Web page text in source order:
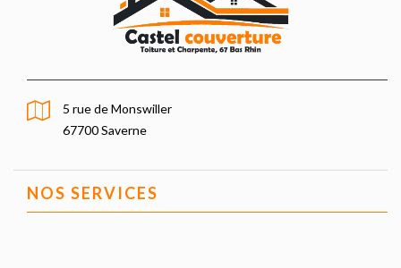
5 rue de Monswiller
67700 Saverne
NOS SERVICES